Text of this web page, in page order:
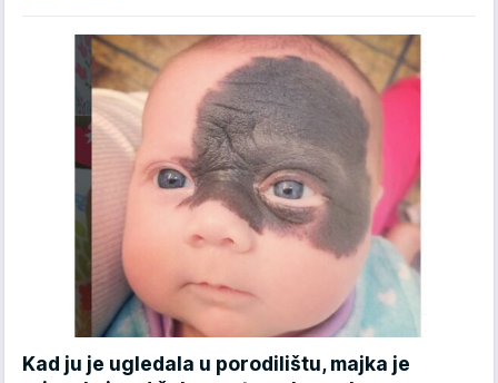
Kad ju je ugledala u porodilištu, majka je